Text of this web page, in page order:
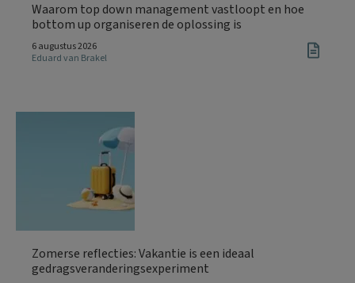
Waarom top down management vastloopt en hoe
bottom up organiseren de oplossing is
6 augustus 2026
Eduard van Brakel
Zomerse reflecties: Vakantie is een ideaal
gedragsveranderingsexperiment